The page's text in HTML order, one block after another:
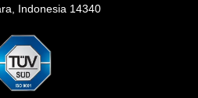
Indonesia 14340